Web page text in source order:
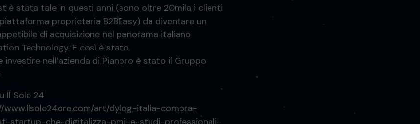
è stata tale in questi anni (sono oltre 20mila i clienti
proprietaria B2BEasy) da diventare un
di acquisizione nel panorama italiano
Technology. E così è stato.
investire nell’azienda di Pianoro è stato il Gruppo
Il Sole 24
www.ilsole24ore.com/art/dylog-italia-compra-
startup-che-digitalizza-pmi-e-studi-professionali-